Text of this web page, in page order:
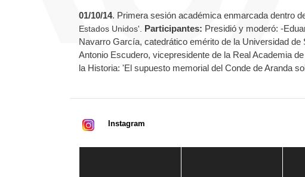
01/10/14. Primera sesión académica enmarcada dentro
Estados Unidos'. Participantes: Presidió y moderó: -
Navarro García, catedrático emérito de la Universidad
Antonio Escudero, vicepresidente de la Real Academia
la Historia: 'El supuesto memorial del Conde de Aranda
Instagram